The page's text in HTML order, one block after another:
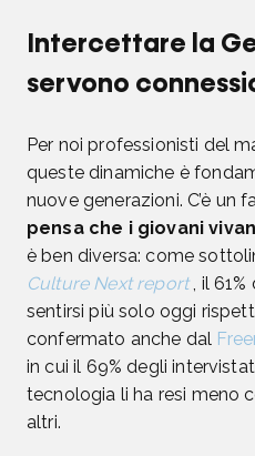
Intercettare la
servono
Per noi professionisti del
queste dinamiche è
nuove generazioni. C’è un
pensa che i giovani
è ben diversa: come
Culture Next report, il 61%
sentirsi più solo oggi
confermato anche dal
in cui il 69% degli
tecnologia li ha resi meno
altri.